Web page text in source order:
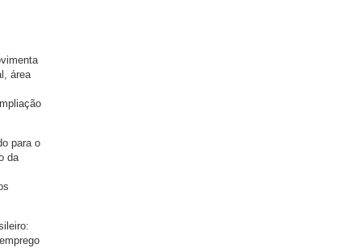
área
para o
da